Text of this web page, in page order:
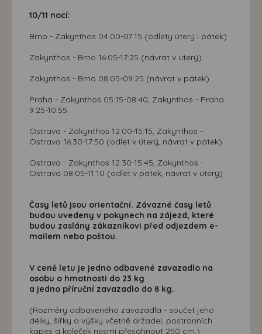
10/11 nocí:
Brno - Zakynthos 04:00-07:15 (odlety úterý i pátek)
Zakynthos - Brno 16:05-17:25 (návrat v uterý)
Zakynthos - Brno 08:05-09:25 (návrat v pátek)
Praha - Zakynthos 05:15-08:40, Zakynthos - Praha
9:25-10:55
Ostrava - Zakynthos 12:00-15:15, Zakynthos -
Ostrava 16:30-17:50 (odlet v úterý, návrat v pátek)
Ostrava - Zakynthos 12:30-15:45, Zakynthos -
Ostrava 08:05-11:10 (odlet v pátek, návrat v úterý)
Časy letů jsou orientační. Závazné časy letů
budou uvedeny v pokynech na zájezd, které
budou zaslány zákazníkovi před odjezdem e-
mailem nebo poštou.
V ceně letu je jedno odbavené zavazadlo na
osobu o hmotnosti do 23 kg
a jedno příruční zavazadlo do 8 kg.
(Rozměry odbaveného zavazadla - součet jeho
délky, šířky a výšky včetně držadel, postranních
kapes a koleček nesmí přesáhnout 250 cm.)